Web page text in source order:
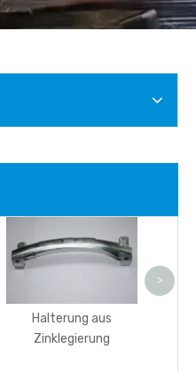
Halterung aus
Zinklegierung
>